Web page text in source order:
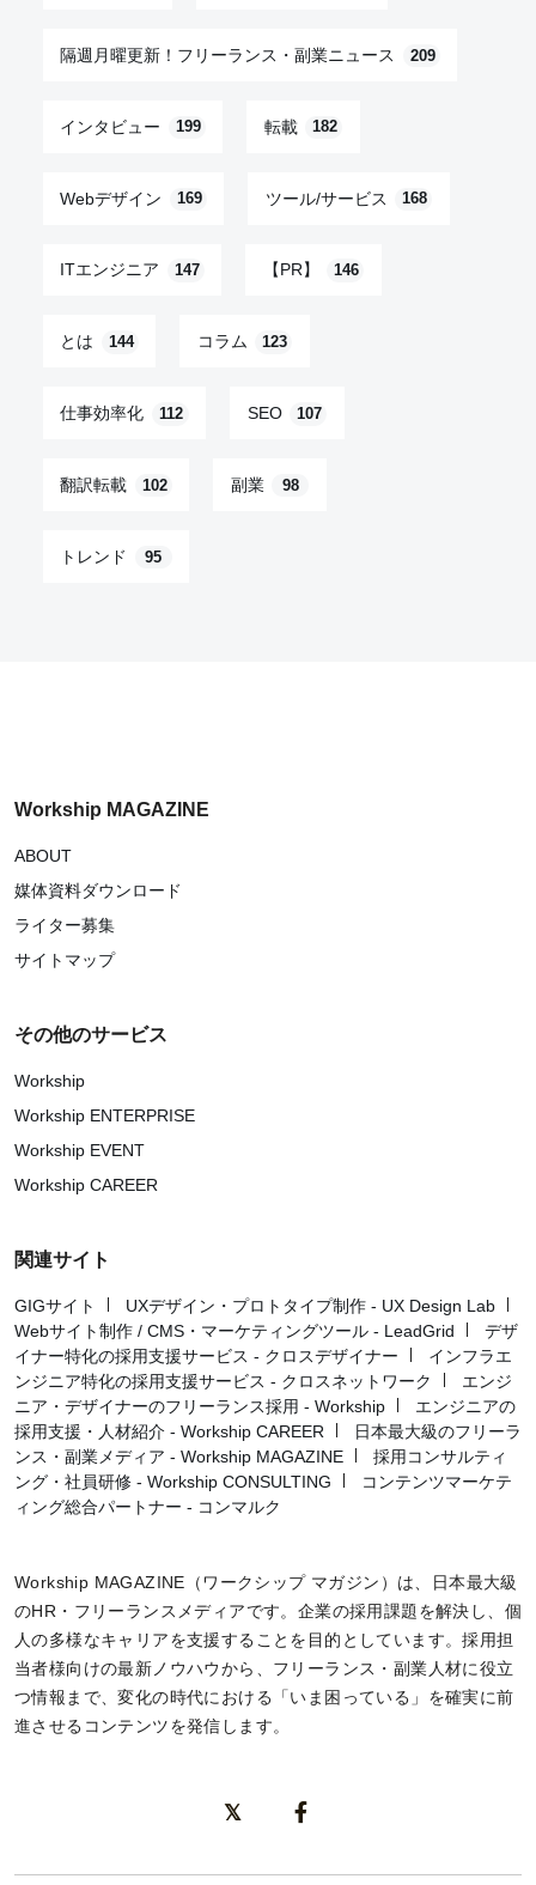
隔週月曜更新！フリーランス・副業ニュース 209
インタビュー 199 転載 182
Webデザイン 169 ツール/サービス 168
ITエンジニア 147 【PR】 146
とは 144 コラム 123
仕事効率化 112 SEO 107
翻訳転載 102 副業 98
トレンド 95
Workship MAGAZINE
ABOUT
媒体資料ダウンロード
ライター募集
サイトマップ
その他のサービス
Workship
Workship ENTERPRISE
Workship EVENT
Workship CAREER
関連サイト
GIGサイト
UXデザイン・プロトタイプ制作 - UX Design Lab
Webサイト制作 / CMS・マーケティングツール - LeadGrid
デザ
イナー特化の採用支援サービス - クロスデザイナー
インフラエ
ンジニア特化の採用支援サービス - クロスネットワーク
エンジ
ニア・デザイナーのフリーランス採用 - Workship
エンジニアの
採用支援・人材紹介 - Workship CAREER
日本最大級のフリーラ
ンス・副業メディア - Workship MAGAZINE
採用コンサルティ
ング・社員研修 - Workship CONSULTING
コンテンツマーケテ
ィング総合パートナー - コンマルク
Workship MAGAZINE（ワークシップ マガジン）は、日本最大級
のHR・フリーランスメディアです。企業の採用課題を解決し、個
人の多様なキャリアを支援することを目的としています。採用担
当者様向けの最新ノウハウから、フリーランス・副業人材に役立
つ情報まで、変化の時代における「いま困っている」を確実に前
進させるコンテンツを発信します。